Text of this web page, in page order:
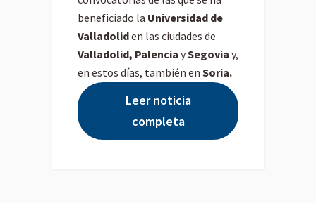
beneficiado la Universidad de
Valladoliden las ciudades de
Valladolid, Palencia ySegovia y,
en estos días, también en Soria.
Leer noticia
completa